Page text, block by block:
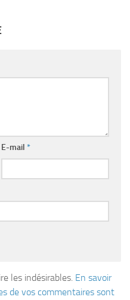
E-mail *
les indésirables. En savoir
de vos commentaires sont